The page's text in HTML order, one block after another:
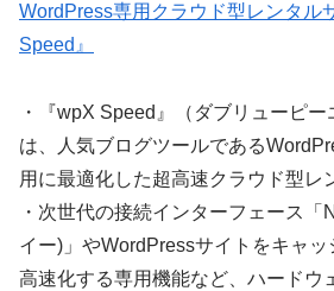
WordPress専用クラウド型レンタル
Speed』
・『wpX Speed』（ダブリューピー
は、人気ブログツールである
用に最適化した超高速クラウド型レ
・次世代の接続インターフェース「
イー)」やWordPressサイトをキャ
高速化する専用機能など、ハードウ